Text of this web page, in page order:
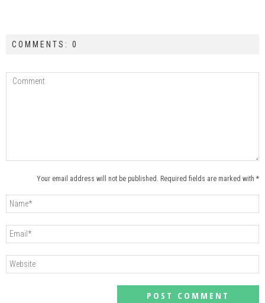
COMMENTS: 0
Your email address will not be published. Required fields are marked with *